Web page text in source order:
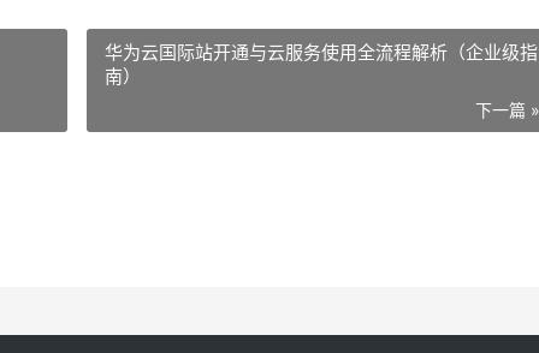
华为云国际站开通与云服务使用全流程解析（企业级指
南）
下一篇 »